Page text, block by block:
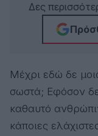
Δες
Μέχρι εδώ δε
σωστά; Εφόσον
καθαυτό
κάποιες